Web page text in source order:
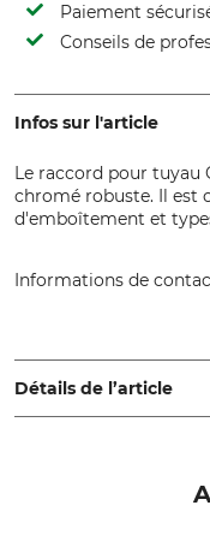
Paiement
Conseils de
Infos sur l'article
Le raccord pour tuyau
chromé robuste. Il est
d'emboîtement et
Informations de
Ardenne-Allee 27,
Détails de l’article